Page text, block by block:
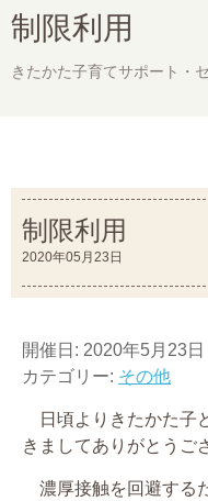
制限利用
きたかた子育てサポート・
制限利用
2020年05月23日
開催日: 2020年5月23日
カテゴリー: その他
日頃よりきたかた子
きましてありがとうご
濃厚接触を回避する